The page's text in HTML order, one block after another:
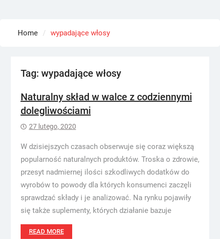
Home wypadające włosy
Tag: wypadające włosy
Naturalny skład w walce z codziennymi
dolegliwościami
27 lutego, 2020
W dzisiejszych czasach obserwuje się coraz większą
popularność naturalnych produktów. Troska o zdrowie,
przesyt nadmiernej ilości szkodliwych dodatków do
wyrobów to powody dla których konsumenci zaczęli
sprawdzać składy i je analizować. Na rynku pojawiły
się także suplementy, których działanie bazuje
READ MORE